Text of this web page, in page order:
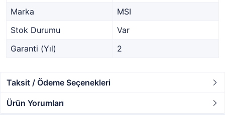
Marka
MSI
Stok Durumu
Var
Garanti (Yıl)
2
Taksit / Ödeme Seçenekleri
Ürün Yorumları